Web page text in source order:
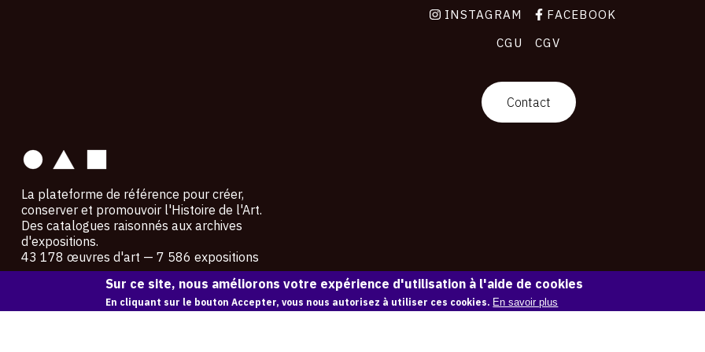
INSTAGRAM
FACEBOOK
CGU
CGV
Contact
La plateforme de référence pour créer,
conserver et promouvoir l'Histoire de l'Art.
Des catalogues raisonnés aux archives
d'expositions.
43 178 œuvres d'art — 7 586 expositions
Copyright © OAM 2026. Tous droits réservés.
Sur ce site, nous améliorons votre expérience d'utilisation à l'aide de cookies
En cliquant sur le bouton Accepter, vous nous autorisez à utiliser ces cookies. En savoir plus